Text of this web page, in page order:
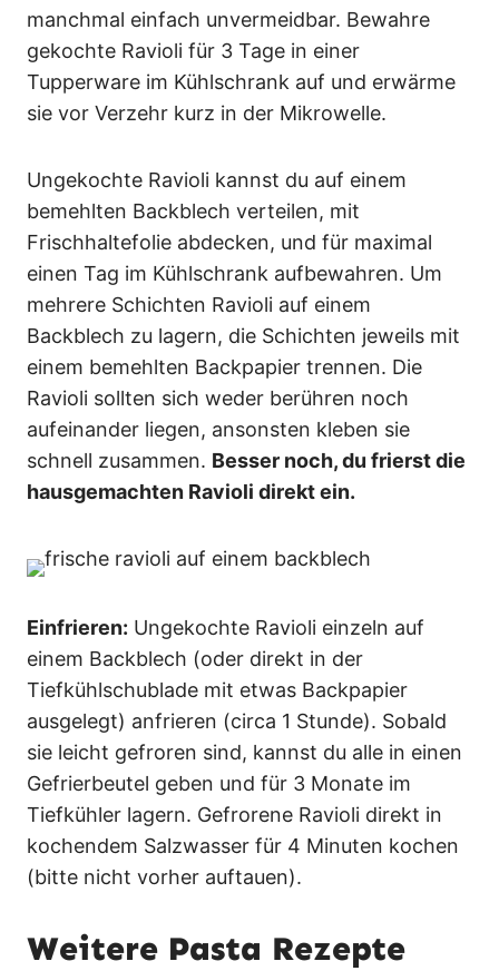
manchmal einfach unvermeidbar. Bewahre
gekochte Ravioli für 3 Tage in einer
Tupperware im Kühlschrank auf und erwärme
sie vor Verzehr kurz in der Mikrowelle.
Ungekochte Ravioli kannst du auf einem
bemehlten Backblech verteilen, mit
Frischhaltefolie abdecken, und für maximal
einen Tag im Kühlschrank aufbewahren. Um
mehrere Schichten Ravioli auf einem
Backblech zu lagern, die Schichten jeweils mit
einem bemehlten Backpapier trennen. Die
Ravioli sollten sich weder berühren noch
aufeinander liegen, ansonsten kleben sie
schnell zusammen. Besser noch, du frierst die
hausgemachten Ravioli direkt ein.
Einfrieren: Ungekochte Ravioli einzeln auf
einem Backblech (oder direkt in der
Tiefkühlschublade mit etwas Backpapier
ausgelegt) anfrieren (circa 1 Stunde). Sobald
sie leicht gefroren sind, kannst du alle in einen
Gefrierbeutel geben und für 3 Monate im
Tiefkühler lagern. Gefrorene Ravioli direkt in
kochendem Salzwasser für 4 Minuten kochen
(bitte nicht vorher auftauen).
Weitere Pasta Rezepte